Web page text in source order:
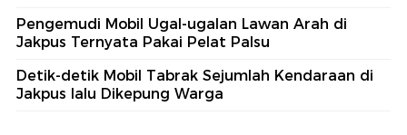
Pengemudi Mobil Ugal-ugalan Lawan Arah di
Jakpus Ternyata Pakai Pelat Palsu
Detik-detik Mobil Tabrak Sejumlah Kendaraan di
Jakpus lalu Dikepung Warga